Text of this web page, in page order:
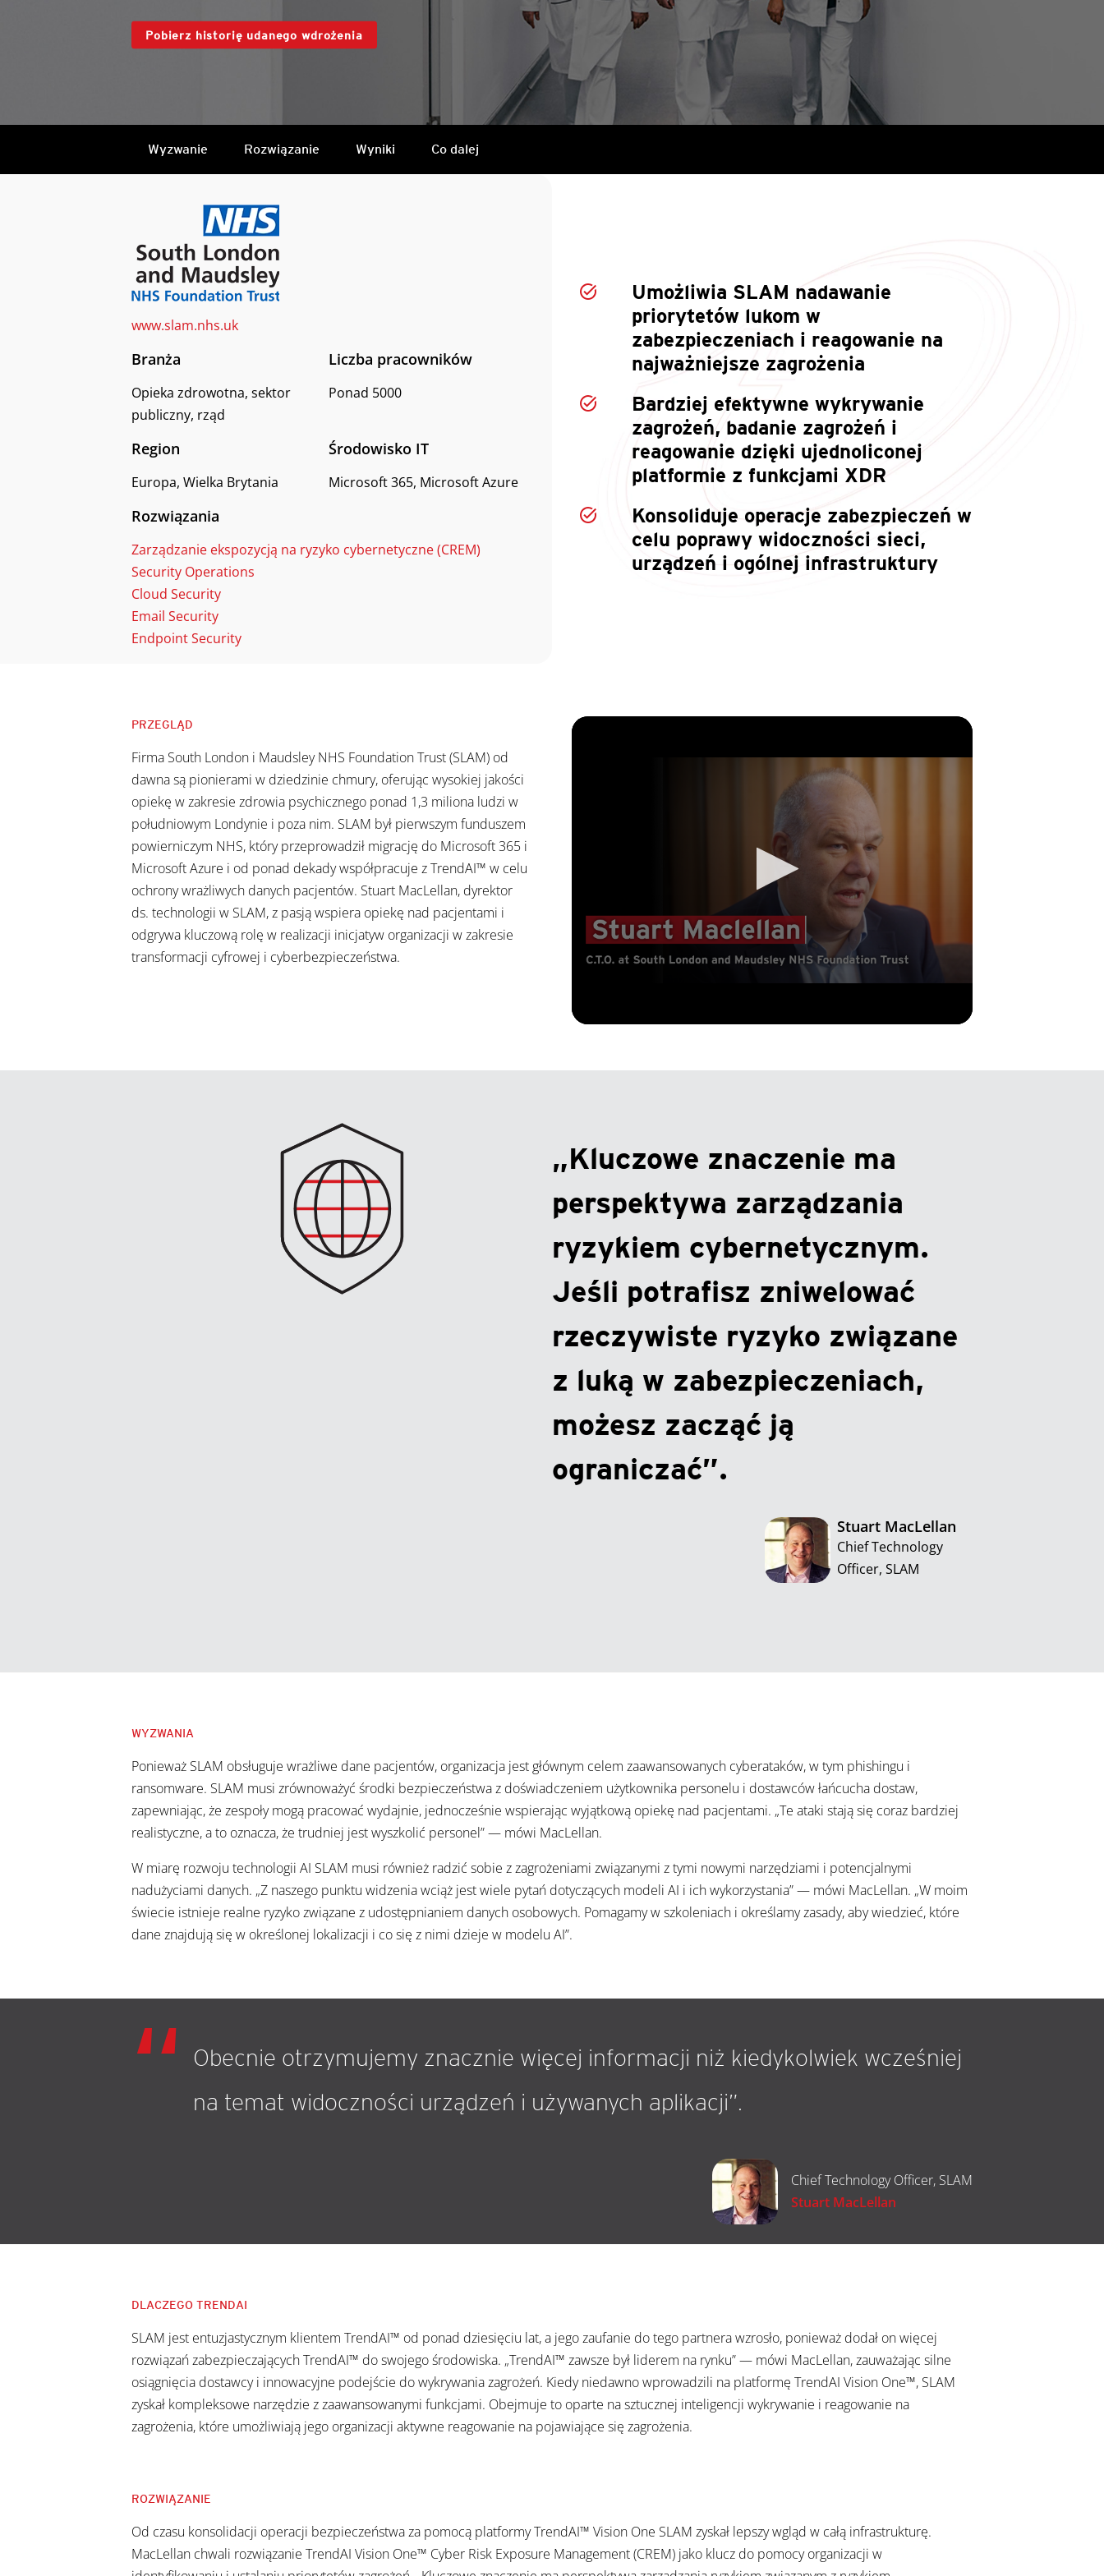
Pobierz historię udanego wdrożenia
Wyzwanie Rozwiązanie Wyniki Co dalej
www.slam.nhs.uk
Branża
Opieka zdrowotna, sektor
publiczny, rząd
Liczba pracowników
Ponad 5000
Region
Europa, Wielka Brytania
Środowisko IT
Microsoft 365, Microsoft Azure
Rozwiązania
Zarządzanie ekspozycją na ryzyko cybernetyczne (CREM)
Security Operations
Cloud Security
Email Security
Endpoint Security
Umożliwia SLAM nadawanie
priorytetów lukom w
zabezpieczeniach i reagowanie na
najważniejsze zagrożenia
Bardziej efektywne wykrywanie
zagrożeń, badanie zagrożeń i
reagowanie dzięki ujednoliconej
platformie z funkcjami XDR
Konsoliduje operacje zabezpieczeń w
celu poprawy widoczności sieci,
urządzeń i ogólnej infrastruktury
PRZEGLĄD
Firma South London i Maudsley NHS Foundation Trust (SLAM) od
dawna są pionierami w dziedzinie chmury, oferując wysokiej jakości
opiekę w zakresie zdrowia psychicznego ponad 1,3 miliona ludzi w
południowym Londynie i poza nim. SLAM był pierwszym funduszem
powierniczym NHS, który przeprowadził migrację do Microsoft 365 i
Microsoft Azure i od ponad dekady współpracuje z TrendAI™ w celu
ochrony wrażliwych danych pacjentów. Stuart MacLellan, dyrektor
ds. technologii w SLAM, z pasją wspiera opiekę nad pacjentami i
odgrywa kluczową rolę w realizacji inicjatyw organizacji w zakresie
transformacji cyfrowej i cyberbezpieczeństwa.
„Kluczowe znaczenie ma
perspektywa zarządzania
ryzykiem cybernetycznym.
Jeśli potrafisz zniwelować
rzeczywiste ryzyko związane
z luką w zabezpieczeniach,
możesz zacząć ją
ograniczać”.
Stuart MacLellan
Chief Technology
Officer, SLAM
WYZWANIA
Ponieważ SLAM obsługuje wrażliwe dane pacjentów, organizacja jest głównym celem zaawansowanych cyberataków, w tym phishingu i
ransomware. SLAM musi zrównoważyć środki bezpieczeństwa z doświadczeniem użytkownika personelu i dostawców łańcucha dostaw,
zapewniając, że zespoły mogą pracować wydajnie, jednocześnie wspierając wyjątkową opiekę nad pacjentami. „Te ataki stają się coraz bardziej
realistyczne, a to oznacza, że trudniej jest wyszkolić personel” — mówi MacLellan.
W miarę rozwoju technologii AI SLAM musi również radzić sobie z zagrożeniami związanymi z tymi nowymi narzędziami i potencjalnymi
nadużyciami danych. „Z naszego punktu widzenia wciąż jest wiele pytań dotyczących modeli AI i ich wykorzystania” — mówi MacLellan. „W moim
świecie istnieje realne ryzyko związane z udostępnianiem danych osobowych. Pomagamy w szkoleniach i określamy zasady, aby wiedzieć, które
dane znajdują się w określonej lokalizacji i co się z nimi dzieje w modelu AI”.
Obecnie otrzymujemy znacznie więcej informacji niż kiedykolwiek wcześniej
na temat widoczności urządzeń i używanych aplikacji”.
Chief Technology Officer, SLAM
Stuart MacLellan
DLACZEGO TRENDAI
SLAM jest entuzjastycznym klientem TrendAI™ od ponad dziesięciu lat, a jego zaufanie do tego partnera wzrosło, ponieważ dodał on więcej
rozwiązań zabezpieczających TrendAI™ do swojego środowiska. „TrendAI™ zawsze był liderem na rynku” — mówi MacLellan, zauważając silne
osiągnięcia dostawcy i innowacyjne podejście do wykrywania zagrożeń. Kiedy niedawno wprowadzili na platformę TrendAI Vision One™, SLAM
zyskał kompleksowe narzędzie z zaawansowanymi funkcjami. Obejmuje to oparte na sztucznej inteligencji wykrywanie i reagowanie na
zagrożenia, które umożliwiają jego organizacji aktywne reagowanie na pojawiające się zagrożenia.
ROZWIĄZANIE
Od czasu konsolidacji operacji bezpieczeństwa za pomocą platformy TrendAI™ Vision One SLAM zyskał lepszy wgląd w całą infrastrukturę.
MacLellan chwali rozwiązanie TrendAI Vision One™ Cyber Risk Exposure Management (CREM) jako klucz do pomocy organizacji w